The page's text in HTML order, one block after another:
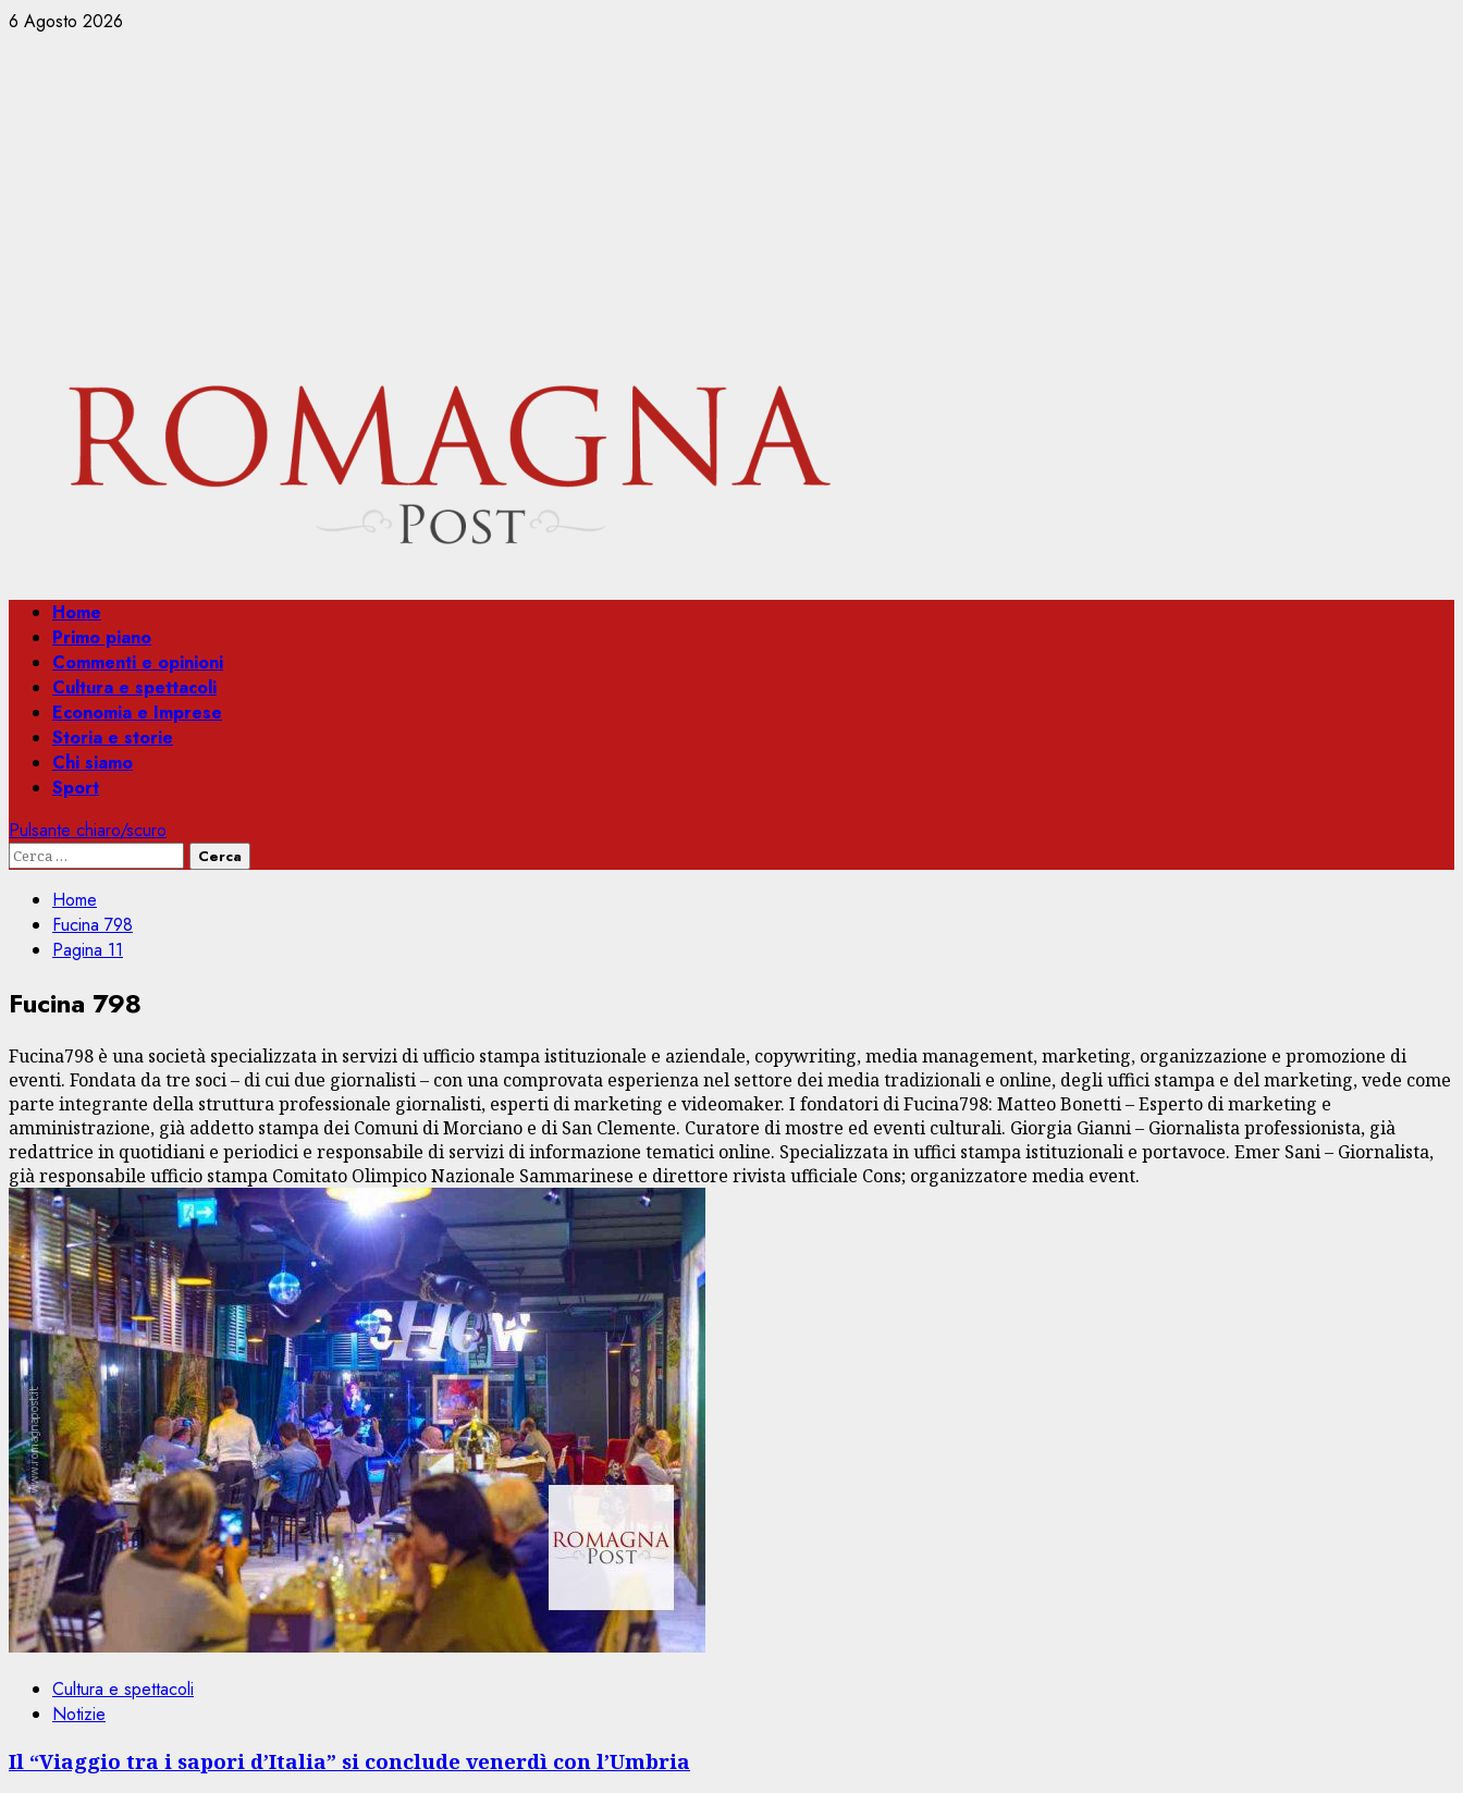
Vai
6 Agosto 2026
Menu
principale
Home
Primo piano
Commenti e opinioni
Cultura e spettacoli
Economia e Imprese
Storia e storie
Chi siamo
Sport
Pulsante chiaro/scuro
Ricerca
Home
Fucina 798
Pagina 11
Fucina 798
Fucina798 è una società specializzata in servizi di ufficio stampa istituzionale e aziendale, copywriting, media management, marketing, organizzazione e promozione di
eventi. Fondata da tre soci – di cui due giornalisti – con una comprovata esperienza nel settore dei media tradizionali e online, degli uffici stampa e del marketing, vede come
parte integrante della struttura professionale giornalisti, esperti di marketing e videomaker. I fondatori di Fucina798: Matteo Bonetti – Esperto di marketing e
amministrazione, già addetto stampa dei Comuni di Morciano e di San Clemente. Curatore di mostre ed eventi culturali. Giorgia Gianni – Giornalista professionista, già
redattrice in quotidiani e periodici e responsabile di servizi di informazione tematici online. Specializzata in uffici stampa istituzionali e portavoce. Emer Sani – Giornalista,
già responsabile ufficio stampa Comitato Olimpico Nazionale Sammarinese e direttore rivista ufficiale Cons; organizzatore media event.
Cultura e spettacoli
Notizie
Il “Viaggio tra i sapori d’Italia” si conclude venerdì con l’Umbria